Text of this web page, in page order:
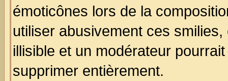
émoticônes lors de la
utiliser abusivement ces
illisible et un modérateur
supprimer entièrement.